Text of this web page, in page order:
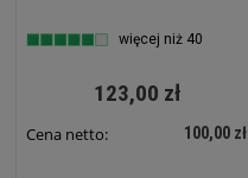
więcej niż 40
123,00 zł
Cena netto: 100,00 zł